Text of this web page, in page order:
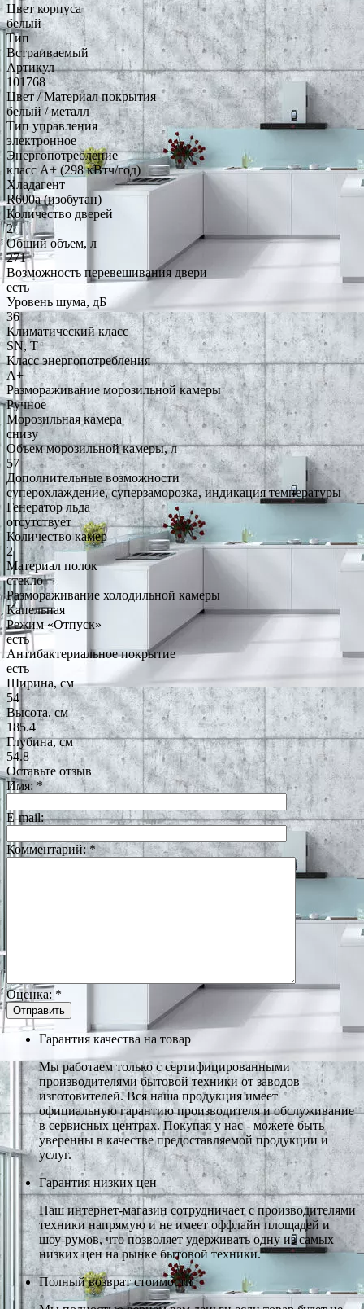
Цвет корпуса
белый
Тип
Встраиваемый
Артикул
101768
Цвет / Материал покрытия
белый / металл
Тип управления
электронное
Энергопотребление
класс A+ (298 кВтч/год)
Хладагент
R600a (изобутан)
Количество дверей
2
Общий объем, л
271
Возможность перевешивания двери
есть
Уровень шума, дБ
36
Климатический класс
SN, T
Класс энергопотребления
A+
Размораживание морозильной камеры
Ручное
Морозильная камера
снизу
Объем морозильной камеры, л
57
Дополнительные возможности
суперохлаждение, суперзаморозка, индикация температуры
Генератор льда
отсутствует
Количество камер
2
Материал полок
стекло
Размораживание холодильной камеры
Капельная
Режим «Отпуск»
есть
Антибактериальное покрытие
есть
Ширина, см
54
Высота, см
185.4
Глубина, см
54.8
Оставьте отзыв
Имя:*
E-mail:
Комментарий:*
Оценка: *
Гарантия качества на товар
Мы работаем только с сертифицированными
производителями бытовой техники от заводов
изготовителей. Вся наша продукция имеет
официальную гарантию производителя и обслуживание
в сервисных центрах. Покупая у нас - можете быть
уверенны в качестве предоставляемой продукции и
услуг.
Гарантия низких цен
Наш интернет-магазин сотрудничает с производителями
техники напрямую и не имеет оффлайн площадей и
шоу-румов, что позволяет удерживать одну из самых
низких цен на рынке бытовой техники.
Полный возврат стоимости